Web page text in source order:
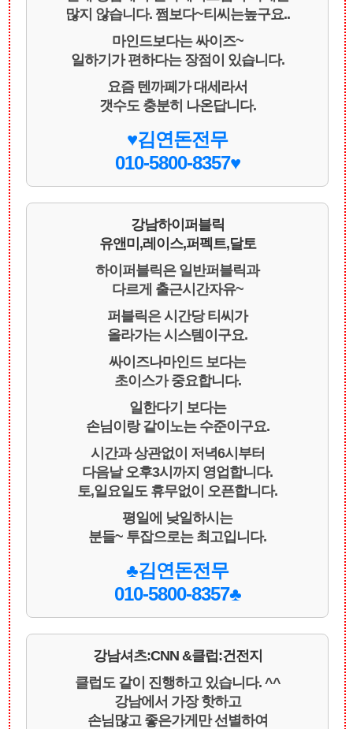
많지 않습니다. 쩜보다~티씨는높구요..
마인드보다는 싸이즈~
일하기가 편하다는 장점이 있습니다.
요즘 텐까페가 대세라서
갯수도 충분히 나온답니다.
♥김연돈전무
010-5800-8357♥
강남하이퍼블릭
유앤미,레이스,퍼펙트,달토
하이퍼블릭은 일반퍼블릭과
다르게 출근시간자유~
퍼블릭은 시간당 티씨가
올라가는 시스템이구요.
싸이즈나마인드 보다는
초이스가 중요합니다.
일한다기 보다는
손님이랑 같이노는 수준이구요.
시간과 상관없이 저녁6시부터
다음날 오후3시까지 영업합니다.
토,일요일도 휴무없이 오픈합니다.
평일에 낮일하시는
분들~ 투잡으로는 최고입니다.
♣김연돈전무
010-5800-8357♣
강남셔츠:CNN &클럽:건전지
클럽도 같이 진행하고 있습니다. ^^
강남에서 가장 핫하고
손님많고 좋은가게만 선별하여